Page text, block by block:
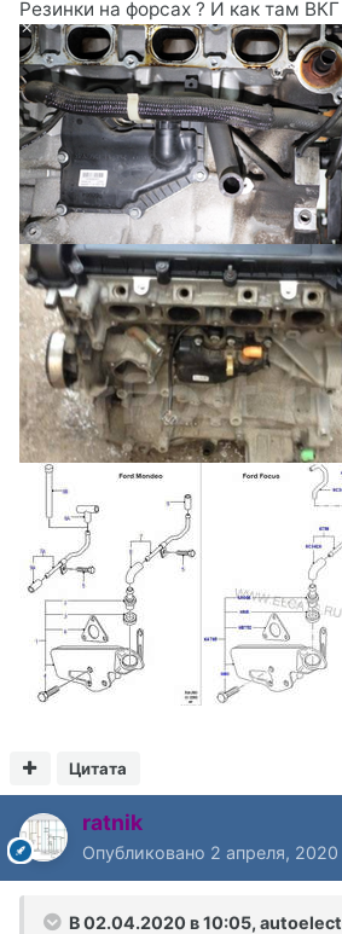
Резинки на форсах ? И как там ВКГ
Цитата
ratnik
Опубликовано 2 апреля, 2020
В 02.04.2020 в 10:05,